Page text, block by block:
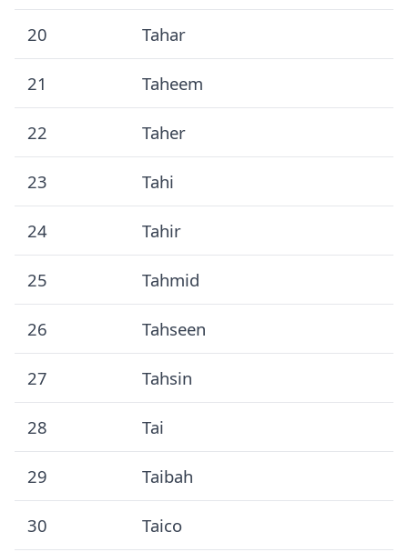
20 Tahar
21 Taheem
22 Taher
23 Tahi
24 Tahir
25 Tahmid
26 Tahseen
27 Tahsin
28 Tai
29 Taibah
30 Taico